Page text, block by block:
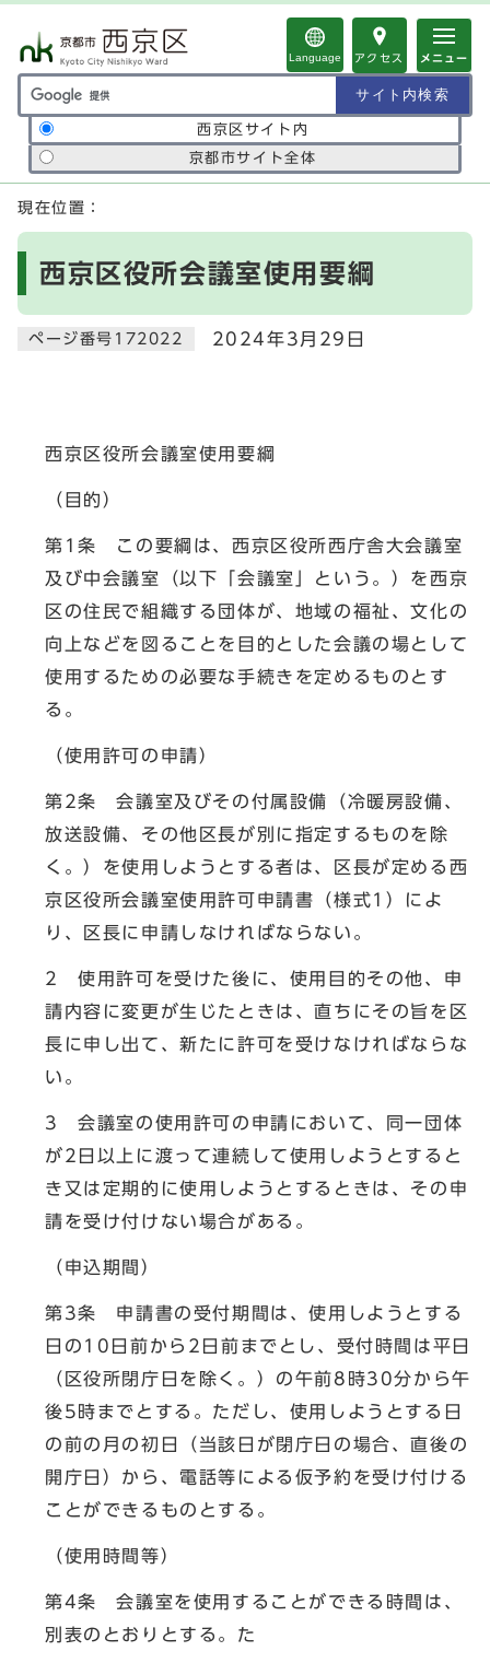
Language アクセス メニュー
サイト内検索の範囲
西京区サイト内
京都市サイト全体
ここから本文です
現在位置：
西京区役所会議室使用要綱
ページ番号172022 2024年3月29日
西京区役所会議室使用要綱
（目的）
第1条 この要綱は、西京区役所西庁舎大会議室
及び中会議室（以下「会議室」という。）を西京
区の住民で組織する団体が、地域の福祉、文化の
向上などを図ることを目的とした会議の場として
使用するための必要な手続きを定めるものとす
る。
（使用許可の申請）
第2条 会議室及びその付属設備（冷暖房設備、
放送設備、その他区長が別に指定するものを除
く。）を使用しようとする者は、区長が定める西
京区役所会議室使用許可申請書（様式1）によ
り、区長に申請しなければならない。
2 使用許可を受けた後に、使用目的その他、申
請内容に変更が生じたときは、直ちにその旨を区
長に申し出て、新たに許可を受けなければならな
い。
3 会議室の使用許可の申請において、同一団体
が2日以上に渡って連続して使用しようとすると
き又は定期的に使用しようとするときは、その申
請を受け付けない場合がある。
（申込期間）
第3条 申請書の受付期間は、使用しようとする
日の10日前から2日前までとし、受付時間は平日
（区役所閉庁日を除く。）の午前8時30分から午
後5時までとする。ただし、使用しようとする日
の前の月の初日（当該日が閉庁日の場合、直後の
開庁日）から、電話等による仮予約を受け付ける
ことができるものとする。
（使用時間等）
第4条 会議室を使用することができる時間は、
別表のとおりとする。た